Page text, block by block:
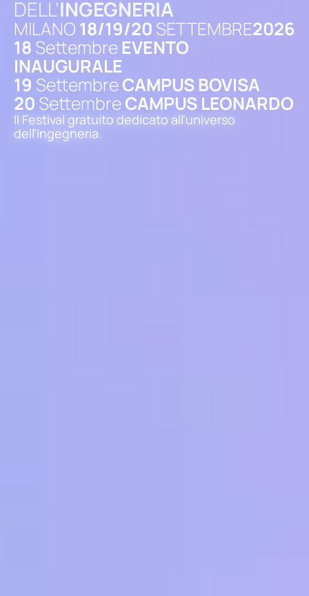
DELL’INGEGNERIA
MILANO 18/19/20 SETTEMBRE2026
18 Settembre EVENTO
INAUGURALE
19 SettembreCAMPUS BOVISA
20 SettembreCAMPUS LEONARDO
Il Festival gratuito dedicato all'universo
dell'Ingegneria.